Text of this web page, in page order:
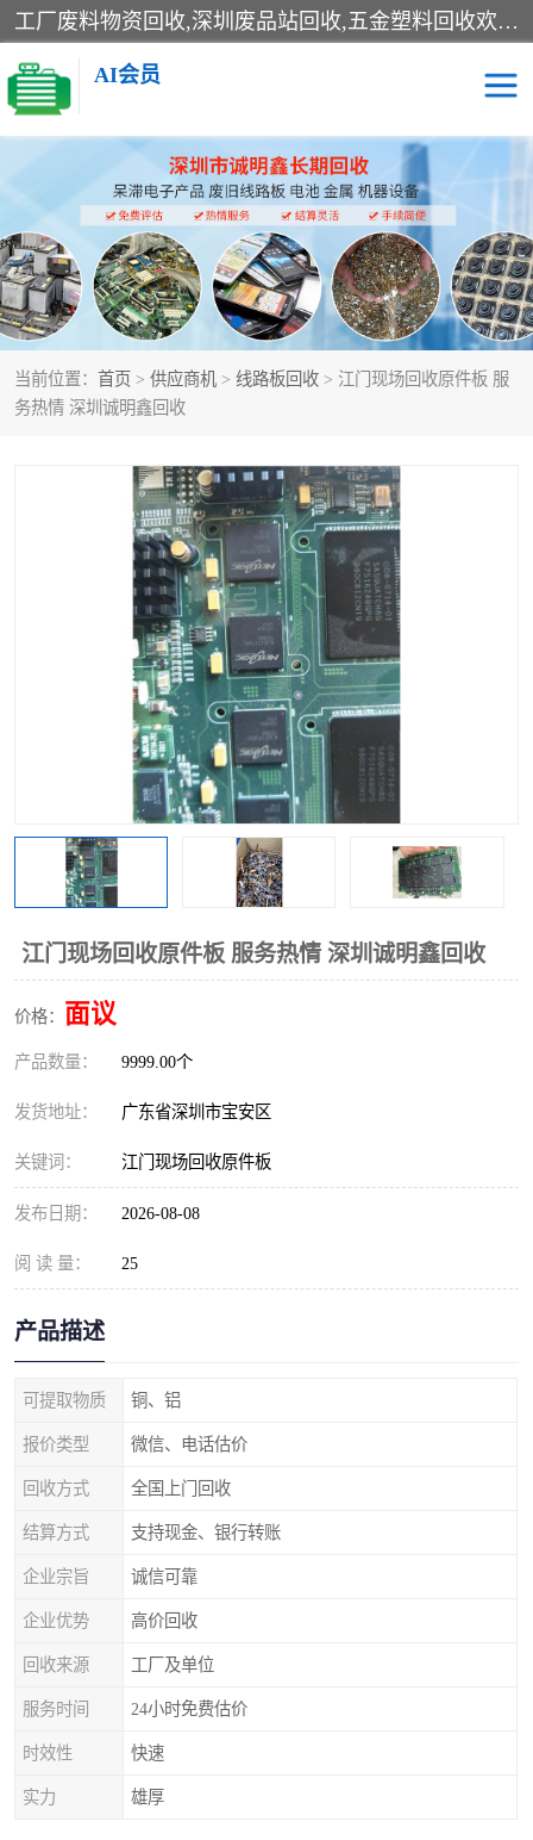
工厂废料物资回收,深圳废品站回收,五金塑料回收欢迎有金属、塑料、电子、电线、废旧设备、废铜、锡渣、线路板、镀银废料、废IC、电子零件、电子脚，等其他废旧物资的单位及个人联系洽谈。对提供息者我们可以提供优厚的业务提成（佣金）。
AI会员
当前位置： 首页 > 供应商机 > 线路板回收 > 江门现场回收原件板 服
务热情 深圳诚明鑫回收
江门现场回收原件板 服务热情 深圳诚明鑫回收
价格： 面议
产品数量： 9999.00个
发货地址： 广东省深圳市宝安区
关键词： 江门现场回收原件板
发布日期： 2026-08-08
阅 读 量： 25
产品描述
可提取物质 铜、铝
报价类型 微信、电话估价
回收方式 全国上门回收
结算方式 支持现金、银行转账
企业宗旨 诚信可靠
企业优势 高价回收
回收来源 工厂及单位
服务时间 24小时免费估价
时效性 快速
实力 雄厚
线路板回收 电子回收
电子产品回收 电池回收
金属回收 机器设备回收